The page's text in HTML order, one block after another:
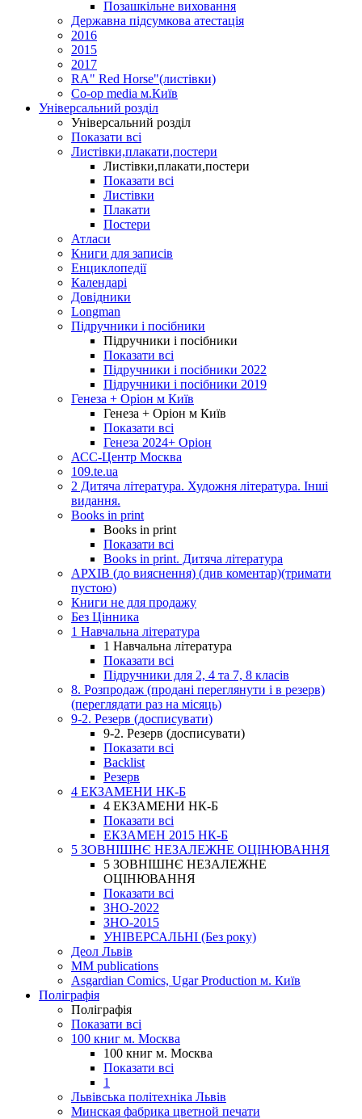
Позашкільне виховання
Державна підсумкова атестація
2016
2015
2017
RA" Red Horse"(листівки)
Co-op media м.Київ
Універсальний розділ
Універсальний розділ
Показати всі
Листівки,плакати,постери
Листівки,плакати,постери
Показати всі
Листівки
Плакати
Постери
Атласи
Книги для записів
Енциклопедії
Календарі
Довідники
Longman
Підручники і посібники
Підручники і посібники
Показати всі
Підручники і посібники 2022
Підручники і посібники 2019
Генеза + Оріон м Київ
Генеза + Оріон м Київ
Показати всі
Генеза 2024+ Оріон
АСС-Центр Москва
109.te.ua
2 Дитяча література. Художня література. Інші
видання.
Books in print
Books in print
Показати всі
Books in print. Дитяча література
АРХІВ (до вияснення) (див коментар)(тримати
пустою)
Книги не для продажу
Без Цінника
1 Навчальна література
1 Навчальна література
Показати всі
Підручники для 2, 4 та 7, 8 класів
8. Розпродаж (продані переглянути і в резерв)
(переглядати раз на місяць)
9-2. Резерв (досписувати)
9-2. Резерв (досписувати)
Показати всі
Backlist
Резерв
4 ЕКЗАМЕНИ НК-Б
4 ЕКЗАМЕНИ НК-Б
Показати всі
ЕКЗАМЕН 2015 НК-Б
5 ЗОВНІШНЄ НЕЗАЛЕЖНЕ ОЦІНЮВАННЯ
5 ЗОВНІШНЄ НЕЗАЛЕЖНЕ
ОЦІНЮВАННЯ
Показати всі
ЗНО-2022
ЗНО-2015
УНІВЕРСАЛЬНІ (Без року)
Деол Львів
MM publications
Asgardian Comics, Ugar Production м. Київ
Поліграфія
Поліграфія
Показати всі
100 книг м. Москва
100 книг м. Москва
Показати всі
1
Львівська політехніка Львів
Минская фабрика цветной печати